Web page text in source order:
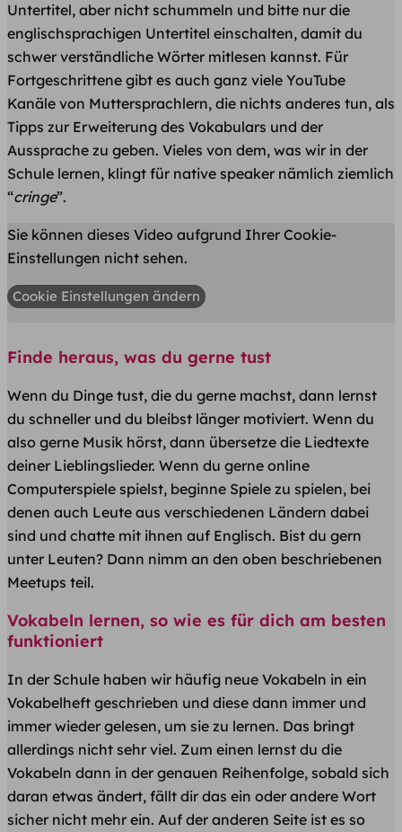
Untertitel, aber nicht schummeln und bitte nur die
englischsprachigen Untertitel einschalten, damit du
schwer verständliche Wörter mitlesen kannst. Für
Fortgeschrittene gibt es auch ganz viele YouTube
Kanäle von Muttersprachlern, die nichts anderes tun, als
Tipps zur Erweiterung des Vokabulars und der
Aussprache zu geben. Vieles von dem, was wir in der
Schule lernen, klingt für native speaker nämlich ziemlich
“cringe”.
Sie können dieses Video aufgrund Ihrer Cookie-
Einstellungen nicht sehen.
Cookie Einstellungen ändern
Finde heraus, was du gerne tust
Wenn du Dinge tust, die du gerne machst, dann lernst
du schneller und du bleibst länger motiviert. Wenn du
also gerne Musik hörst, dann übersetze die Liedtexte
deiner Lieblingslieder. Wenn du gerne online
Computerspiele spielst, beginne Spiele zu spielen, bei
denen auch Leute aus verschiedenen Ländern dabei
sind und chatte mit ihnen auf Englisch. Bist du gern
unter Leuten? Dann nimm an den oben beschriebenen
Meetups teil.
Vokabeln lernen, so wie es für dich am besten
funktioniert
In der Schule haben wir häufig neue Vokabeln in ein
Vokabelheft geschrieben und diese dann immer und
immer wieder gelesen, um sie zu lernen. Das bringt
allerdings nicht sehr viel. Zum einen lernst du die
Vokabeln dann in der genauen Reihenfolge, sobald sich
daran etwas ändert, fällt dir das ein oder andere Wort
sicher nicht mehr ein. Auf der anderen Seite ist es so